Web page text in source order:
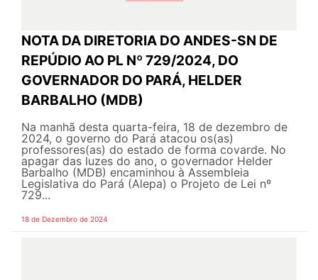
NOTA DA DIRETORIA DO ANDES-SN DE
REPÚDIO AO PL Nº 729/2024, DO
GOVERNADOR DO PARÁ, HELDER
BARBALHO (MDB)
Na manhã desta quarta-feira, 18 de dezembro de
2024, o governo do Pará atacou os(as)
professores(as) do estado de forma covarde. No
apagar das luzes do ano, o governador Helder
Barbalho (MDB) encaminhou à Assembleia
Legislativa do Pará (Alepa) o Projeto de Lei nº
729...
18 de Dezembro de 2024